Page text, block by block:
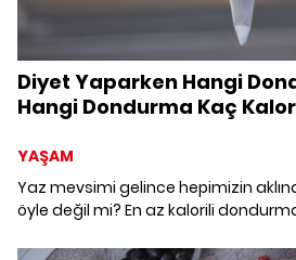
Diyet Yaparken Hangi
Hangi Dondurma Kaç
YAŞAM
Yaz mevsimi gelince hepimizin
öyle değil mi? En az kalorili